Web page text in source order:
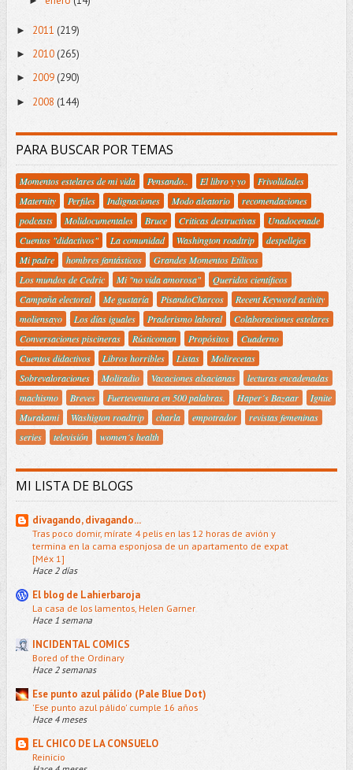
► 2011 (219)
► 2010(265)
► 2009 (290)
► 2008 (144)
PARA BUSCAR POR TEMAS
Momentos estelares de mi vida Pensando.. El libro y yo
Frivolidades
Maternity
Perfiles Indignaciones Modo aleatorio
recomendaciones
podcasts
Molidocumentales Bruce Criticas destructivas
Unadocenade
Cuentos "didactivos"
La comunidad Washington roadtrip
despellejes
Mi padre
hombres fantásticos
Grandes Momentos Etílicos
Los mundos de Cedric
Mi "no vida amorosa"
Queridos científicos
Campaña electoral
Me gustaría PisandoCharcos
Recent Keyword activity
moliensayo
Los días iguales Praderismo laboral
Colaboraciones estelares
Conversaciones piscineras
Rústicoman Propósitos
Cuaderno
Cuentos didactivos
Libros horribles Listas
Molirecetas
Sobrevaloraciones
Moliradio Vacaciones alsacianas
lecturas encadenadas
machismo
Breves Fuerteventura en 500 palabras. Haper´s Bazaar
Ignite
Murakami
Washigton roadtrip charla empotrador
revistas femeninas
series
televisión women´s health
MI LISTA DE BLOGS
divagando, divagando...
Tras poco domir, mírate 4 pelis en las 12 horas de avión y
termina en la cama esponjosa de un apartamento de expat
[Méx 1]
Hace 2 días
El blog de Lahierbaroja
La casa de los lamentos, Helen Garner
Hace 1 semana
INCIDENTAL COMICS
Bored of the Ordinary
Hace 2 semanas
Ese punto azul pálido (Pale Blue Dot)
'Ese punto azul pálido' cumple 16 años
Hace 4 meses
EL CHICO DE LA CONSUELO
Reinicio